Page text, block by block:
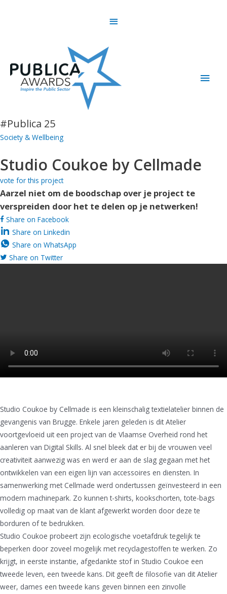
Above
Main
#Publica 25
Society & Wellbeing
Studio Coukoe by Cellmade
vote for this project
Aarzel niet om de boodschap over je project te
verspreiden door het te delen op je netwerken!
Share on Facebook
Share on Linkedin
Share on WhatsApp
Share on Twitter
Studio Coukoe by Cellmade is een kleinschalig textielatelier binnen de
gevangenis van Brugge. Enkele jaren geleden is dit Atelier
voortgevloeid uit een project van de Vlaamse Overheid rond het
aanleren van Digital Skills. Al snel bleek dat er bij de vrouwen veel
creativiteit aanwezig was en werd er aan de slag gegaan met het
ontwikkelen van een eigen lijn van accessoires en diensten. In
samenwerking met Cellmade werd ondertussen geïnvesteerd in een
modern machinepark. Zo kunnen t-shirts, kookschorten, tote-bags
volledig op maat van de klant afgewerkt worden door deze te
borduren of te bedrukken.
Studio Coukoe probeert zijn ecologische voetafdruk tegelijk te
beperken door zoveel mogelijk met recyclagestoffen te werken. Zo
krijgt, in eerste instantie, afgedankte stof in Studio Coukoe een
tweede leven, een tweede kans. Dit geeft de filosofie van dit Atelier
weer, dames een tweede kans geven binnen een zinvolle